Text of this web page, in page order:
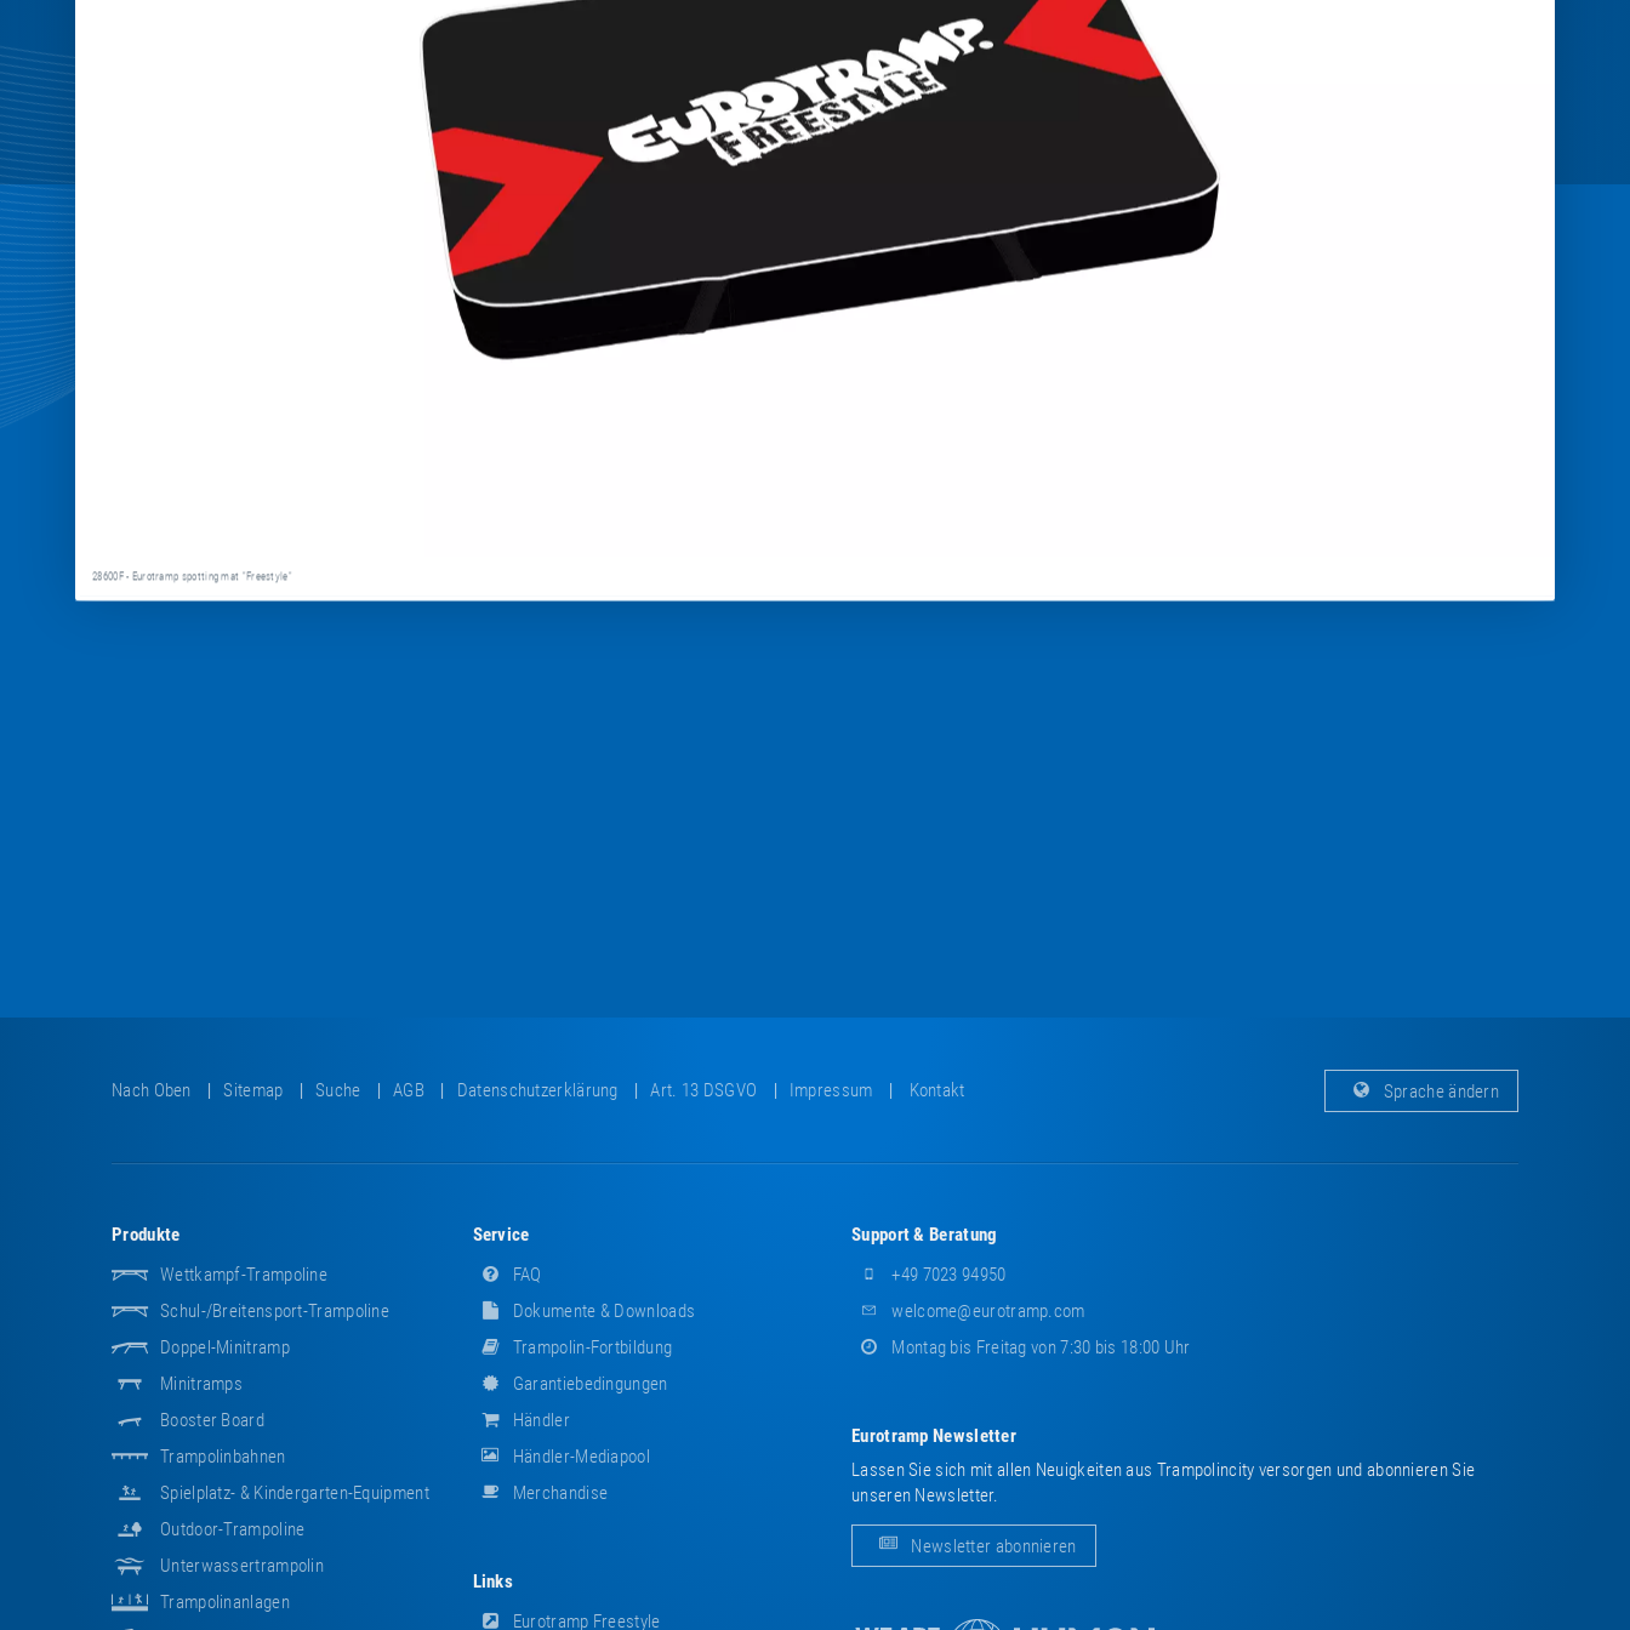
28600F - Eurotramp spotting mat "Freestyle"
Nach Oben Sitemap Suche AGB Datenschutzerklärung Art. 13 DSGVO Impressum Kontakt Sprache ändern
Produkte
Wettkampf-Trampoline
Schul-/Breitensport-Trampoline
Doppel-Minitramp
Minitramps
Booster Board
Trampolinbahnen
Spielplatz- & Kindergarten-Equipment
Outdoor-Trampoline
Unterwassertrampolin
Trampolinanlagen
Service
FAQ
Dokumente & Downloads
Trampolin-Fortbildung
Garantiebedingungen
Händler
Händler-Mediapool
Merchandise
Links
Eurotramp Freestyle
Support & Beratung
+49 7023 94950
welcome@eurotramp.com
Montag bis Freitag von 7:30 bis 18:00 Uhr
Eurotramp Newsletter
Lassen Sie sich mit allen Neuigkeiten aus Trampolincity versorgen und abonnieren Sie
unseren Newsletter.
Newsletter abonnieren